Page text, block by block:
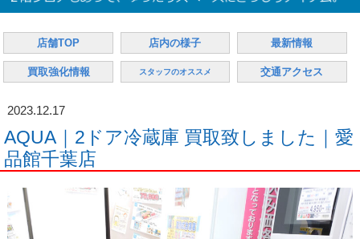
店舗TOP 店内の様子 最新情報
買取強化情報 スタッフのオススメ 交通アクセス
2023.12.17
AQUA｜2ドア冷蔵庫 買取致しました｜愛
品館千葉店